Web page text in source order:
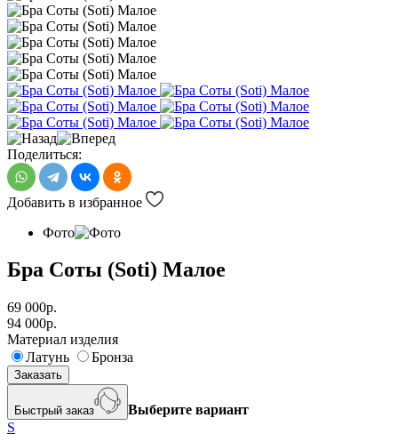
Поделиться:
Добавить в избранное
Фото
Бра Соты (Soti) Малое
69 000р.
94 000р.
Материал изделия
Латунь
Бронза
Заказать
Быстрый заказ
Выберите вариант
S